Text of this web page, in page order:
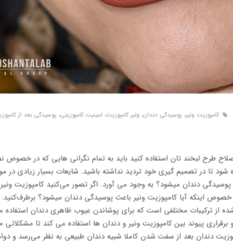
کامپوزیت ونیر، پوسیدگی دندان، ونیر کامپوزیت، لمینیت کامپوزیتی، پوسیدگی بعد از
طرح لبخند تان استفاده کنید باید به تمام نگرانی هایی که در
تا در تصمیم گیری خود تردید نداشته باشید. شایعات بسیار زیادی در
پوسیدگی دندان میشود؟ به وجود می آورد. اگر تصور می‌کنید کامپوزیت
خصوص اینکه آیا کامپوزیت ونیر باعث پوسیدگی دندان میشود؟ برطرف‌کنید.
از ترکیبات مختلفی است که برای پوشاندن عیوب ظاهری دندان
پیوند بین کامپوزیت ونیر و دندان ها استفاده می کند تا مشکلاتی
دندان بعد از سفت شدن کاملا شبیه دندان طبیعی به نظر می‌رسد و دوام